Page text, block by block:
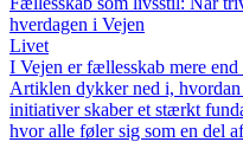
hverdagen i Vejen
Livet
I Vejen er fællesskab mere end
Artiklen dykker ned i,
initiativer skaber et stærkt
hvor alle føler sig som en del